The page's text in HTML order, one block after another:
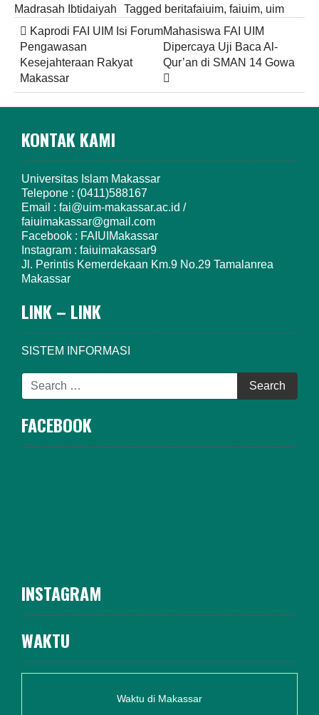
Madrasah Ibtidaiyah
Tagged beritafaiuim, faiuim, uim
Post
navigation
Kaprodi FAI UIM Isi Forum
Pengawasan
Kesejahteraan Rakyat
Makassar
Mahasiswa FAI UIM
Dipercaya Uji Baca Al-
Qur’an di SMAN 14 Gowa
KONTAK KAMI
Universitas Islam Makassar
Telepone : (0411)588167
Email : fai@uim-makassar.ac.id /
faiuimakassar@gmail.com
Facebook : FAIUIMakassar
Instagram : faiuimakassar9
Jl. Perintis Kemerdekaan Km.9 No.29 Tamalanrea
Makassar
LINK – LINK
SISTEM INFORMASI
FACEBOOK
INSTAGRAM
WAKTU
Waktu di Makassar